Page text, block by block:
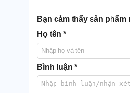
Bạn cảm thấy sản
Họ tên *
Bình luận *